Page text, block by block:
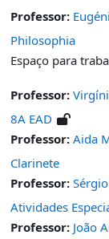
Professor:
Philosophia
Espaço para
Professor:
8A EAD
Professor: Aida
Clarinete
Professor:
Atividades
Professor: João